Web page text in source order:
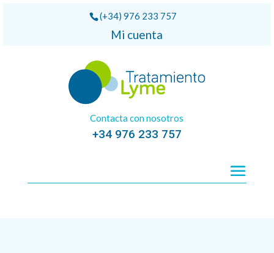
(+34) 976 233 757
Mi cuenta
Contacta con nosotros
+34 976 233 757